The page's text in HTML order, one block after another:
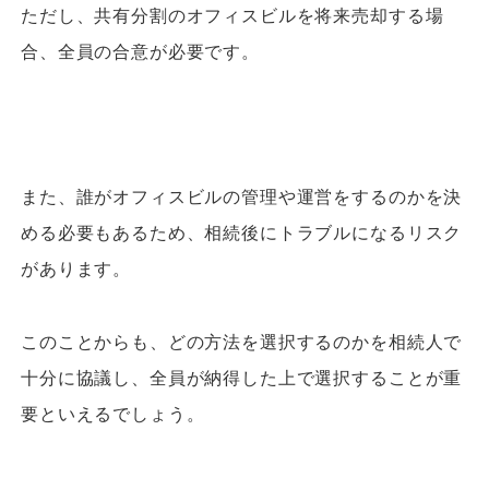
ただし、共有分割のオフィスビルを将来売却する場
合、全員の合意が必要です。
また、誰がオフィスビルの管理や運営をするのかを決
める必要もあるため、相続後にトラブルになるリスク
があります。
このことからも、どの方法を選択するのかを相続人で
十分に協議し、全員が納得した上で選択することが重
要といえるでしょう 。